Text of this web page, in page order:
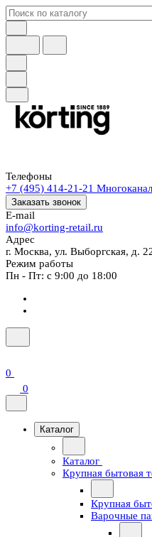
Телефоны
+7 (495) 414-21-21
Заказать звонок
E-mail
info@korting-retail.ru
Адрес
г. Москва, ул. Выборгская, д.
Режим работы
Пн - Пт: с 9:00 до 18:00
0
0
Каталог
Каталог
Крупная бытовая
Крупная
Варочные